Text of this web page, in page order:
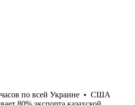
предлагают мобилизоваться • В бывших польских селах Островки и Воля-Островецкая на Волыни в результате эксгумационных работ обнаружены останки 55 жертв Волынской резни, в том числе 26 детей • ГУР, зачем-то, показали видео сегодняшней атаки морского дрона на отдыхающих на пляжах Ялты • Пентагон отстранил от должности ключевого военного чиновника, координирующего поставки военной помощи Украине • Поезда задерживаются до 12 часов по всей Украине • США убедили Украину отказаться от ударов по нефтяным танкерам и объектам Каспийского трубопроводного консорциума в Новороссийске, который обеспечивает 80% экспорта казахской нефти • В Белграде проходит официальная встреча Зеленского и Вучича • Бывший игрок НБА Энес Фридом подал заявку в женскую баскетбольную лигу США — WNBA • Экспорт сельхозпродукции из Украины в сезоне 2026-2027 годов может сократиться более чем вдвое из-за российских ударов по портам Одесской области • SpaceX и Tesla строят проект Terafab – самый большой комплекс по производству чипов в мире • В Верховной Раде экс-министру обороны Федорову предлагают мобилизоваться • В бывших польских селах Островки и Воля-Островецкая на Волыни в результате эксгумационных работ обнаружены останки 55 жертв Волынской резни, в том числе 26 детей • ГУР, зачем-то, показали видео сегодняшней атаки морского дрона на отдыхающих на пляжах Ялты • Пентагон отстранил от должности ключевого военного чиновника, координирующего поставки военной помощи Украине • Поезда задерживаются до 12 часов по всей Украине • США убедили Украину отказаться от ударов по нефтяным танкерам и объе